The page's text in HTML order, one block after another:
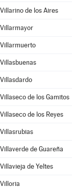
Villarino de los Aires
Villarmayor
Villarmuerto
Villasbuenas
Villasdardo
Villaseco de los Gamitos
Villaseco de los Reyes
Villasrubias
Villaverde de Guareña
Villavieja de Yeltes
Villoria